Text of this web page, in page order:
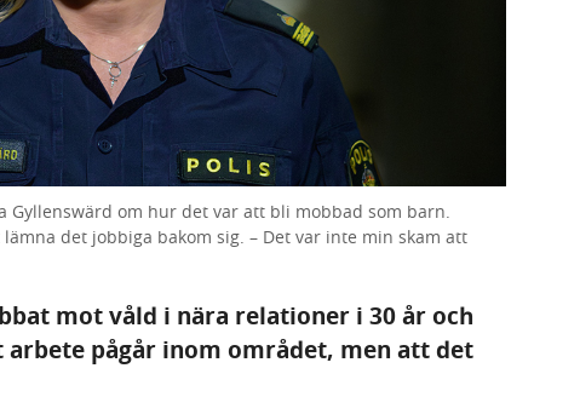
Gyllenswärd om hur det var att bli mobbad som barn.
det jobbiga bakom sig. – Det var inte min skam att
mot våld i nära relationer i 30 år och
pågår inom området, men att det